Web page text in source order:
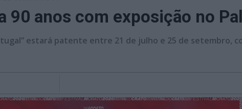
90 anos com exposição no
estará patente entre 21 de julho e 25 de setembro,